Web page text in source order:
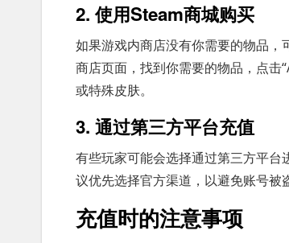
2. 使用Steam商城购买
如果游戏内商店没有你需要的物品，
商店页面，找到你需要的物品，点
或特殊皮肤。
3. 通过第三方平台充值
有些玩家可能会选择通过第三方平
议优先选择官方渠道，以避免账号被
充值时的注意事项